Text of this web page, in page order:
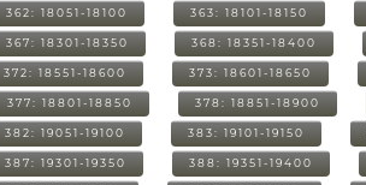
362: 18051-18100 363: 18101-18150
367: 18301-18350 368: 18351-18400
372: 18551-18600 373: 18601-18650
377: 18801-18850 378: 18851-18900
382: 19051-19100 383: 19101-19150
387: 19301-19350 388: 19351-19400